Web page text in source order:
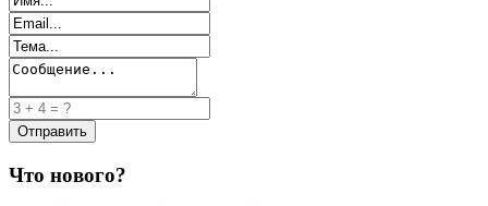
Что нового?